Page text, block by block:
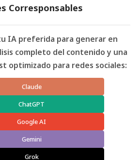
Corresponsables
IA preferida para generar en
completo del contenido y una
optimizado para redes sociales:
Claude
ChatGPT
Google AI
Gemini
Grok